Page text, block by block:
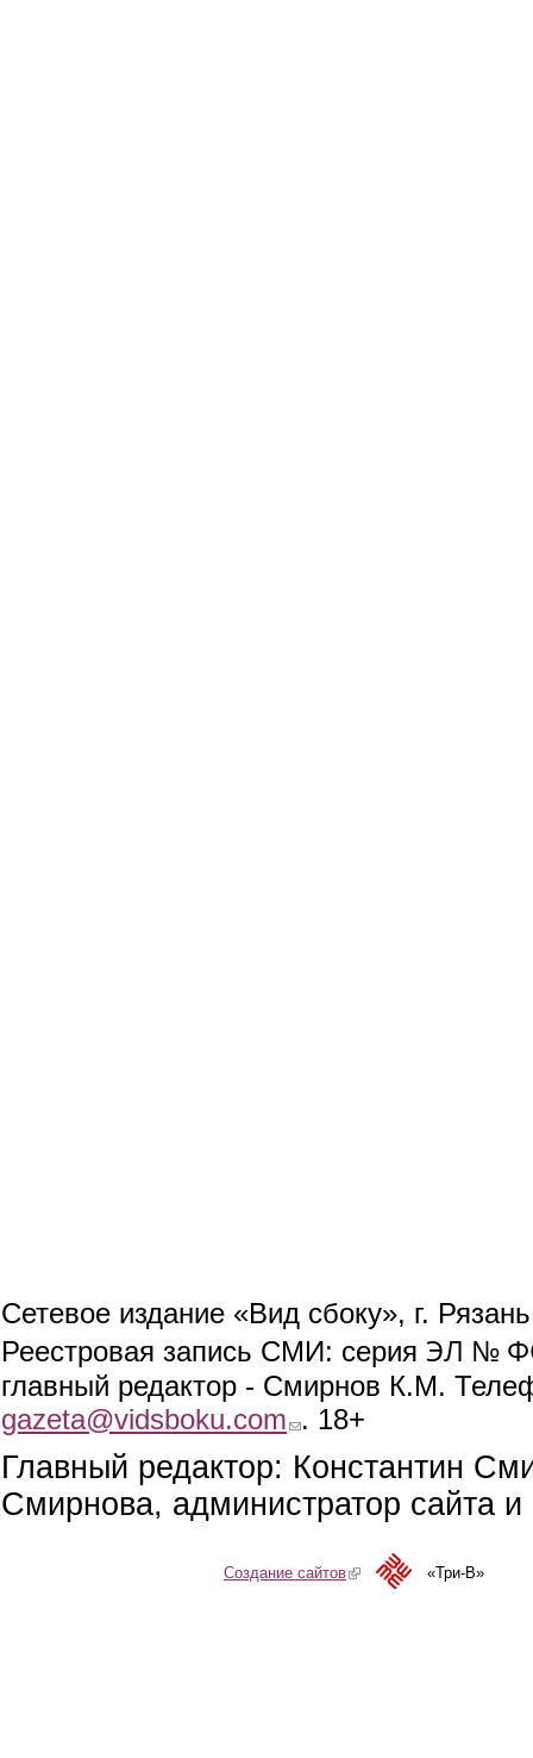
Сетевое издание «Вид сбоку», г.
Реестровая запись СМИ: серия ЭЛ №
главный редактор - Смирнов К.М.
gazeta@vidsboku.com (link sends e-mail)
. 18+
Главный редактор: Константин
Смирнова, администратор сайта
Создание сайтов(link is external)«Три-В»